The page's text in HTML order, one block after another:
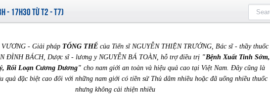
- 17H30 TỪ T2 - T7)
- Giải pháp TỔNG THỂcủa Tiến sĩ NGUYỄN THIỆN TRƯỞNG, Bác sĩ - thầy thuốc
ĐÌNH BÁCH, Dược sĩ - lương y NGUYỄN BÁ TOÀN, hỗ trợ điều trị "Bệnh Xuất Tinh Sớm,
Rối Loạn Cương Dương" cho nam giới an toàn và hiệu quả cao tại Việt Nam. Đây cũng là
quả đặc biệt cao đối với những nam giới có tiền sử Thủ dâm nhiều hoặc đã uống nhiều thuốc
nhưng không cải thiện nhiều